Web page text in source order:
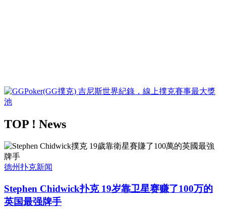
TOP ! News
德州扑克新闻
Stephen Chidwick扑克 19岁靠卫星赛赚了100万的
英国最强牌手